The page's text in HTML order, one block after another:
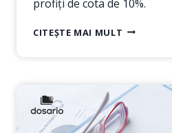
profiți de cota de 10%.
CITEȘTE MAI MULT IMPOZITUL
CE
TREBUIE
SĂ